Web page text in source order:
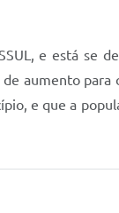
e está se
aumento para
e que a